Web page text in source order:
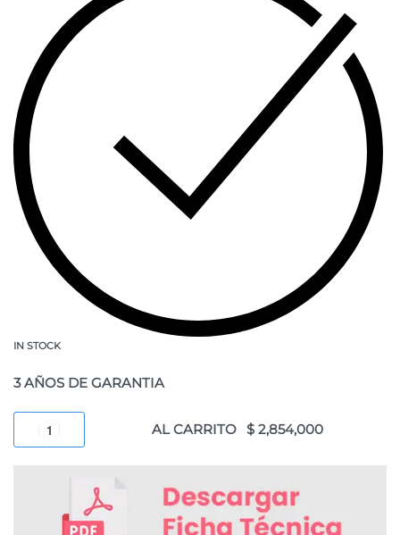
IN STOCK
3 AÑOS DE GARANTIA
AL CARRITO